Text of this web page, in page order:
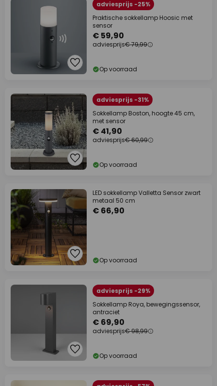
adviesprijs -25%
Praktische sokkellamp Hoosic met
sensor
€ 59,90
adviesprijs€ 79,99
Op voorraad
adviesprijs -31%
Sokkellamp Boston, hoogte 45 cm,
met sensor
€ 41,90
adviesprijs€ 60,99
Op voorraad
LED sokkellamp Valletta Sensor zwart
metaal 50 cm
€ 66,90
Op voorraad
adviesprijs -29%
Sokkellamp Roya, bewegingssensor,
antraciet
€ 69,90
adviesprijs€ 98,99
Op voorraad